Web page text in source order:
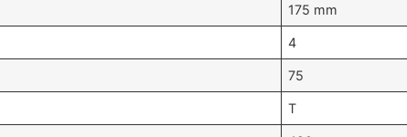
175 mm
4
75
T